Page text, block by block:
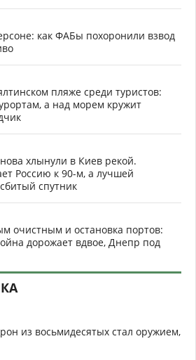
как ФАБы похоронили взвод
пляже среди туристов:
а над морем кружит
хлынули в Киев рекой.
Россию к 90-м, а лучшей
спутник
очистным и остановка портов:
дорожает вдвое, Днепр под
из восьмидесятых стал оружием,